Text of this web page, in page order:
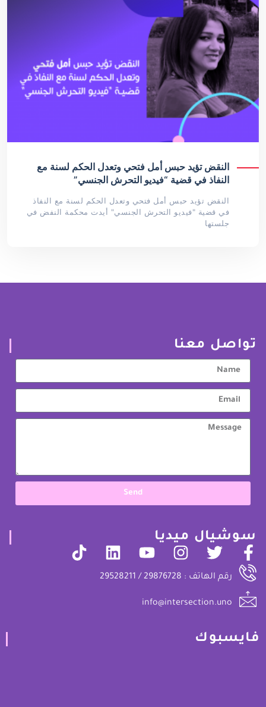
النقض تؤيد حبس أمل فتحي وتعدل الحكم لسنة مع
النفاذ في قضية “فيديو التحرش الجنسي”
النقض تؤيد حبس أمل فتحي وتعدل الحكم لسنة مع النفاذ
في قضية "فيديو التحرش الجنسي" أيدت محكمة النفض في
جلستها
تواصل معنا
Send
سوشيال ميديا
رقم الهاتف : 29876728 / 29528211
info@intersection.uno
فايسبوك